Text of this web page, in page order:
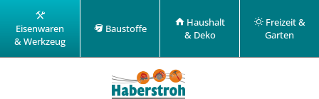
Eisenwaren
& Werkzeug
Baustoffe
Haushalt
& Deko
Freizeit &
Garten